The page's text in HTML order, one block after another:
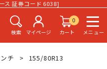
ス 証券コード 6038]
検索 マイページ
0
カート
メニュー
チ 155/80R13